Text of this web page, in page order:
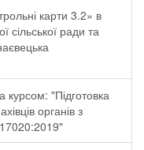
карти 3.2» в
сільської ради та
курсом: "Підготовка
органів з